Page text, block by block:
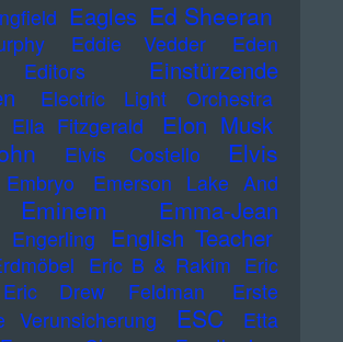
Eagles Ed Sheeran
Eddie Vedder
Eden
Editors
Einstürzende
Electric Light Orchestra
Ella Fitzgerald Elon Musk
Elvis Costello
Elvis
Embryo
Emerson Lake And
Eminem
Emma-Jean
Engerling English Teacher
Eric B & Rakim Eric
Eric Drew Feldman
Erste
Verunsicherung
ESC
Etta